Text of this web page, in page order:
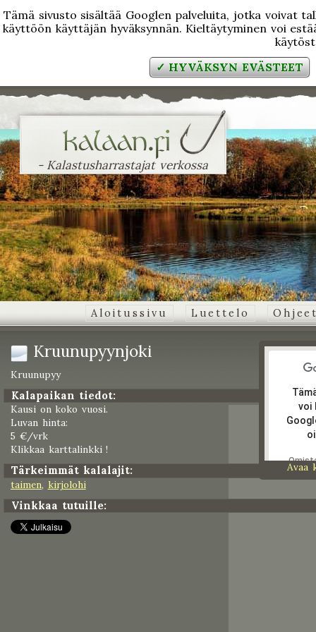
Tämä sivusto sisältää Googlen palveluita, jotka voivat
käyttöön käyttäjän hyväksynnän. Kieltäytyminen voi
✓ HYVÄKSYN EVÄSTEET
- Kalastusharrastajat verkossa
Aloitussivu Luettelo
voi
tämän
Avaa
Kruunupyynjoki
Kruunupyy
Kalapaikan tiedot:
Kausi on koko vuosi.
Luvan hinta:
5 €/vrk
Klikkaa karttalinkki !
Tärkeimmät kalalajit:
taimen, kirjolohi
Vinkkaa tutuille: